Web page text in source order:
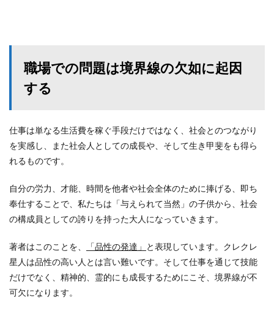
職場での問題は境界線の欠如に起因
する
仕事は単なる生活費を稼ぐ手段だけではなく、社会とのつながり
を実感し、また社会人としての成長や、そして生き甲斐をも得ら
れるものです。
自分の労力、才能、時間を他者や社会全体のために捧げる、即ち
奉仕することで、私たちは「与えられて当然」の子供から、社会
の構成員としての誇りを持った大人になっていきます。
著者はこのことを、 「品性の発達」 と表現しています。クレクレ
星人は品性の高い人とは言い難いです。そして仕事を通じて技能
だけでなく、精神的、霊的にも成長するためにこそ、境界線が不
可欠になります。